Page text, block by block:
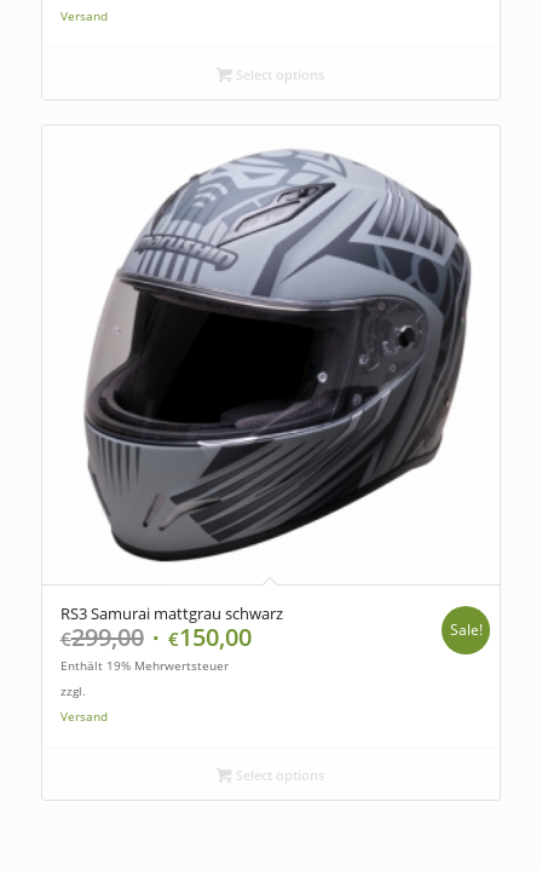
Versand
Select options
RS3 Samurai mattgrau schwarz
€299,00 €150,00
Enthält 19% Mehrwertsteuer
zzgl.
Versand
Sale!
Select options